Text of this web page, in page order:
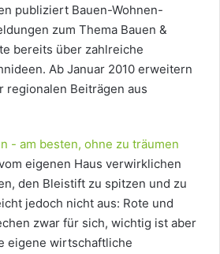
publiziert Bauen-Wohnen-
zum Thema Bauen &
bereits über zahlreiche
Ab Januar 2010 erweitern
regionalen Beiträgen aus
- am besten, ohne zu träumen
eigenen Haus verwirklichen
den Bleistift zu spitzen und zu
jedoch nicht aus: Rote und
zwar für sich, wichtig ist aber
eigene wirtschaftliche